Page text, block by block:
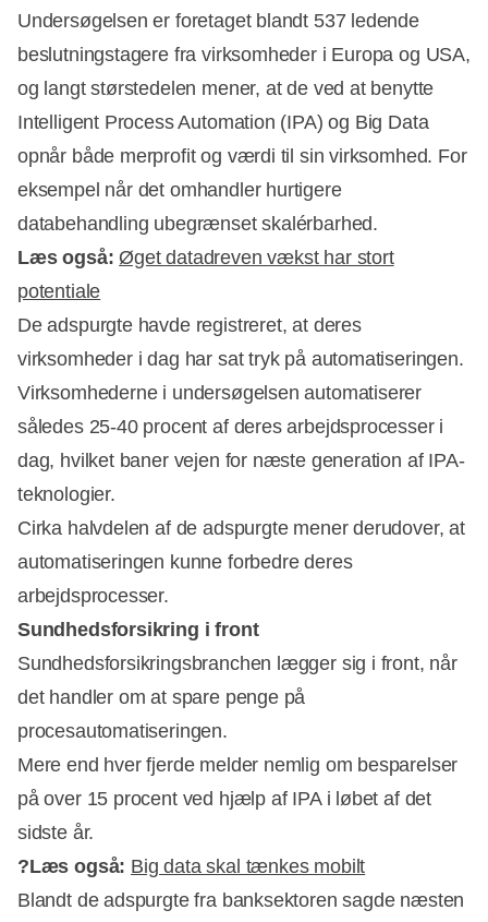
Undersøgelsen er foretaget blandt 537 ledende
beslutningstagere fra virksomheder i Europa og USA,
og langt størstedelen mener, at de ved at benytte
Intelligent Process Automation (IPA) og Big Data
opnår både merprofit og værdi til sin virksomhed. For
eksempel når det omhandler hurtigere
databehandling ubegrænset skalérbarhed.
Annonce
Læs også: Øget datadreven vækst har stort
potentiale
De adspurgte havde registreret, at deres
virksomheder i dag har sat tryk på automatiseringen.
Virksomhederne i undersøgelsen automatiserer
således 25-40 procent af deres arbejdsprocesser i
dag, hvilket baner vejen for næste generation af IPA-
teknologier.
Cirka halvdelen af de adspurgte mener derudover, at
automatiseringen kunne forbedre deres
arbejdsprocesser.
Sundhedsforsikring i front
Sundhedsforsikringsbranchen lægger sig i front, når
det handler om at spare penge på
procesautomatiseringen.
Mere end hver fjerde melder nemlig om besparelser
på over 15 procent ved hjælp af IPA i løbet af det
sidste år.
?Læs også: Big data skal tænkes mobilt
Blandt de adspurgte fra banksektoren sagde næsten